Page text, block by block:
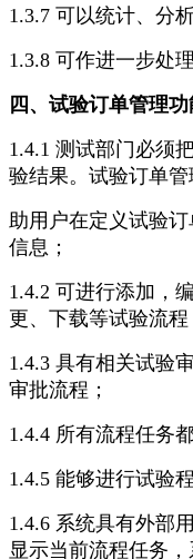
1.3.7 可以统计、分
1.3.8 可作进一步处
四、试验订单管理功
1.4.1 测试部门必须
验结果。试验订单管
助用户在定义试验
信息；
1.4.2 可进行添加，
更、下载等试验流程
1.4.3 具有相关试验
审批流程；
1.4.4 所有流程任务
1.4.5 能够进行试验
1.4.6 系统具有外部
显示当前流程任务